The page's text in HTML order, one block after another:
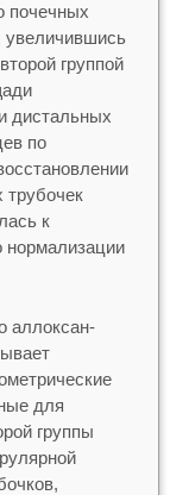
почечных
увеличившись
группой
дистальных
по
трубочек
к
нормализации
аллоксан-
для
группы